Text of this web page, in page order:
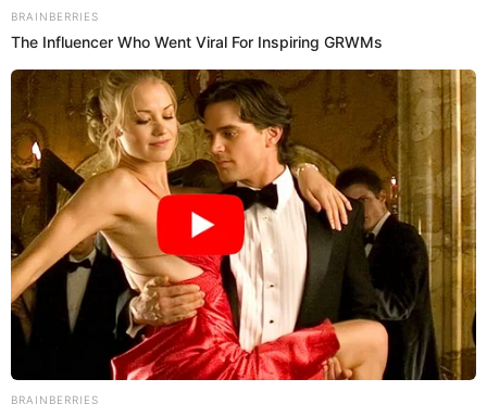
Pan con chicharrón del Perú campeón mundial:
El Chinito se prepara para récord histórico de
comensales
La sanguchería El Chinito se alista para recibir una gran afluencia
de comensales este domingo 14 de septiembre, tras ganar el
Mundial de Desayunos del streamer Ibai Llanos.
Diego Pecho
Pan con chicharrón